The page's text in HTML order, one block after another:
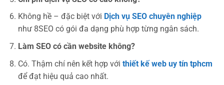
Không hề – đặc biệt với Dịch vụ SEO chuyên nghiệp
như 8SEO có gói đa dạng phù hợp từng ngân sách.
Làm SEO có cần website không?
Có. Thậm chí nên kết hợp với thiết kế web uy tín tphcm
để đạt hiệu quả cao nhất.